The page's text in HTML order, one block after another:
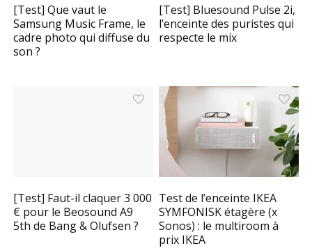
[Test] Que vaut le
Samsung Music Frame, le
cadre photo qui diffuse du
son ?
[Test] Bluesound Pulse 2i,
l’enceinte des puristes qui
respecte le mix
[Test] Faut-il claquer 3 000
€ pour le Beosound A9
5th de Bang & Olufsen ?
Test de l’enceinte IKEA
SYMFONISK étagère (x
Sonos) : le multiroom à
prix IKEA